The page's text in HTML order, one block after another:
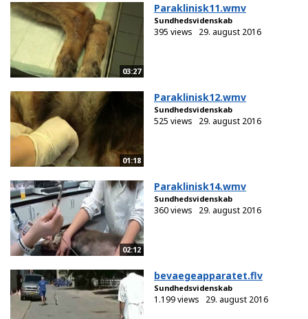
03:27
Paraklinisk11.wmv
Sundhedsvidenskab
395 views 29. august 2016
01:18
Paraklinisk12.wmv
Sundhedsvidenskab
525 views 29. august 2016
02:12
Paraklinisk14.wmv
Sundhedsvidenskab
360 views 29. august 2016
bevaegeapparatet.flv
Sundhedsvidenskab
1.199 views 29. august 2016